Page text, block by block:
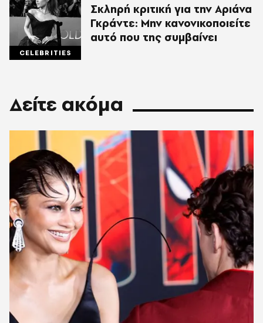
CELEBRITIES
Σκληρή κριτική για την Αριάνα
Γκράντε: Μην κανονικοποιείτε
αυτό που της συμβαίνει
Δείτε ακόμα